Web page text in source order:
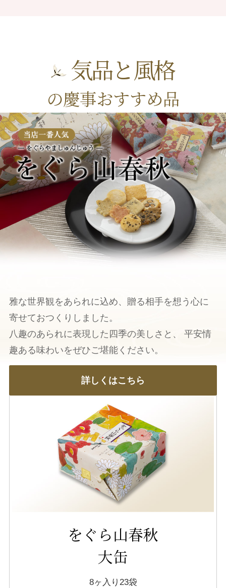
気品と風格
の慶事おすすめ品
雅な世界観をあられに込め、贈る相手を想う心に
寄せておつくりしました。
八趣のあられに表現した四季の美しさと、
平安情
趣ある味わいをぜひご堪能ください。
詳しくはこちら
をぐら山春秋
大缶
8ヶ入り23袋